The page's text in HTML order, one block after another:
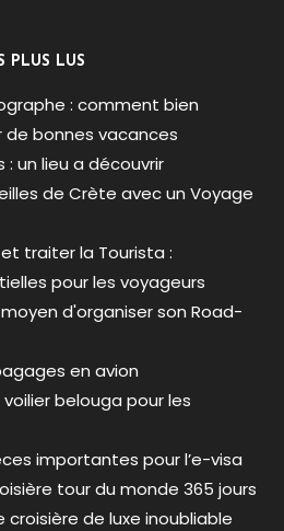
PLUS LUS
: comment bien
bonnes vacances
: un lieu a découvrir
de Crète avec un Voyage
traiter la Tourista :
pour les voyageurs
d'organiser son Road-
en avion
belouga pour les
importantes pour l’e-visa
tour du monde 365 jours
croisière de luxe inoubliable